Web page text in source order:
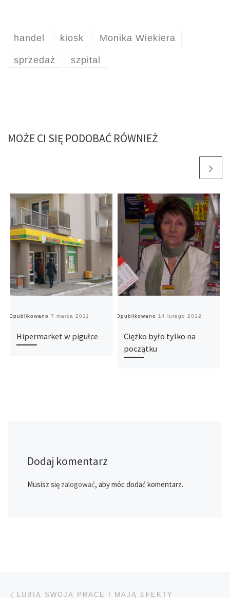
handel kiosk Monika Wiekiera
sprzedaż szpital
MOŻE CI SIĘ PODOBAĆ RÓWNIEŻ
Opublikowano 7 marca 2011
Hipermarket w pigułce
Opublikowano 14 lutego 2012
Ciężko było tylko na
początku
Dodaj komentarz
Musisz się zalogować, aby móc dodać komentarz.
Przeglądanie Wpisów
LUBIĄ SWOJĄ PRACĘ I MAJĄ EFEKTY